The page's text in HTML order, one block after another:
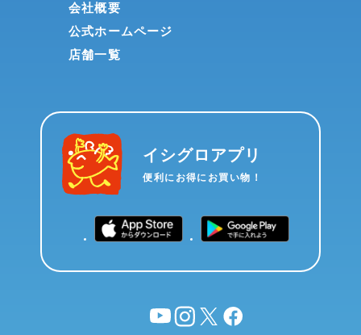
会社概要
公式ホームページ
店舗一覧
イシグロアプリ
便利にお得にお買い物！
YouTubeinstagram
X facebook